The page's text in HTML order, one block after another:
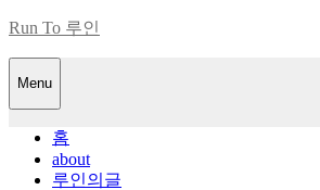
Skip
content
Run To 루인
Menu
홈
about
루인의글